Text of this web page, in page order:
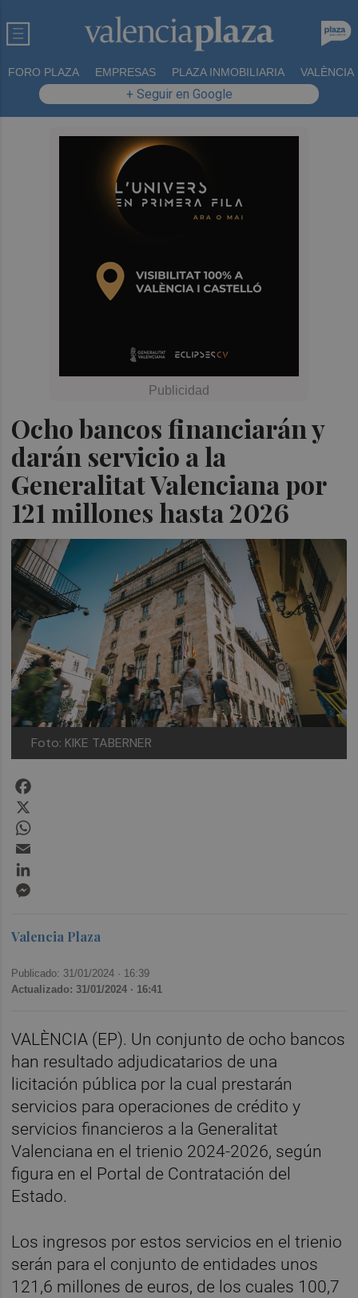
FORO PLAZA EMPRESAS PLAZA INMOBILIARIA VALÈNCIA
+ Seguir en Google
Ocho bancos financiarán y
darán servicio a la
Generalitat Valenciana por
121 millones hasta 2026
Foto: KIKE TABERNER
Valencia Plaza
Publicado: 31/01/2024 · 16:39
Actualizado: 31/01/2024 · 16:41
VALÈNCIA (EP). Un conjunto de ocho bancos
han resultado adjudicatarios de una
licitación pública por la cual prestarán
servicios para operaciones de crédito y
servicios financieros a la Generalitat
Valenciana en el trienio 2024-2026, según
figura en el Portal de Contratación del
Estado.
Los ingresos por estos servicios en el trienio
serán para el conjunto de entidades unos
121,6 millones de euros, de los cuales 100,7